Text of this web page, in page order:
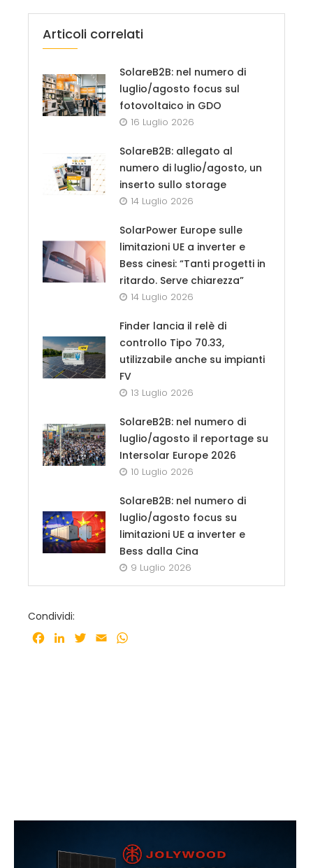
Articoli correlati
SolareB2B: nel numero di
luglio/agosto focus sul
fotovoltaico in GDO
16 Luglio 2026
SolareB2B: allegato al
numero di luglio/agosto, un
inserto sullo storage
14 Luglio 2026
SolarPower Europe sulle
limitazioni UE a inverter e
Bess cinesi: “Tanti progetti in
ritardo. Serve chiarezza”
14 Luglio 2026
Finder lancia il relè di
controllo Tipo 70.33,
utilizzabile anche su impianti
FV
13 Luglio 2026
SolareB2B: nel numero di
luglio/agosto il reportage su
Intersolar Europe 2026
10 Luglio 2026
SolareB2B: nel numero di
luglio/agosto focus su
limitazioni UE a inverter e
Bess dalla Cina
9 Luglio 2026
Condividi:
Facebook
LinkedInTwitter
Email